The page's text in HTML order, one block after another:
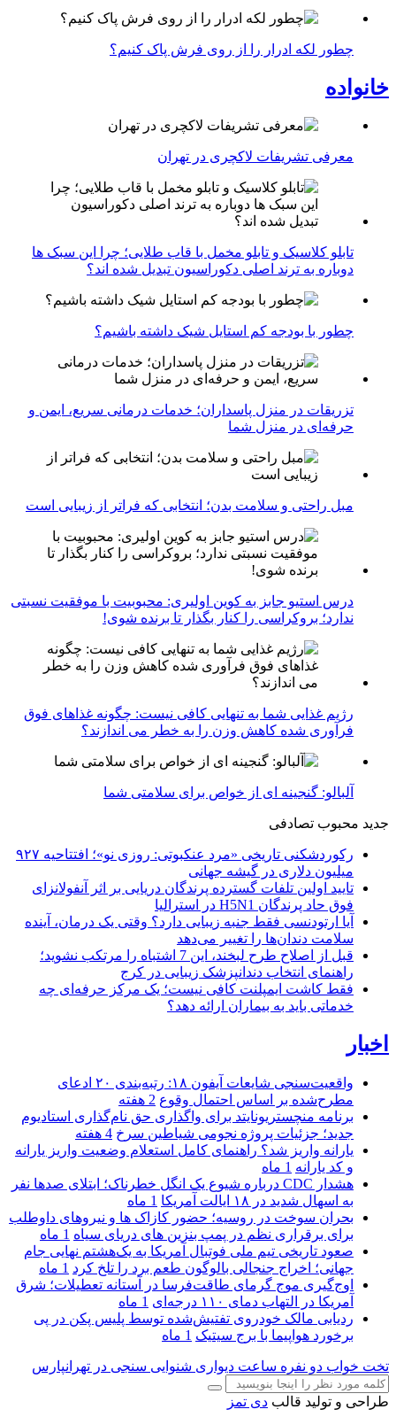
چطور لکه ادرار را از روی فرش پاک کنیم؟
خانواده
معرفی تشریفات لاکچری در تهران
تابلو کلاسیک و تابلو مخمل با قاب طلایی؛ چرا این سبک ها
دوباره به ترند اصلی دکوراسیون تبدیل شده اند؟
چطور با بودجه کم استایل شیک داشته باشیم؟
تزریقات در منزل پاسداران؛ خدمات درمانی سریع، ایمن و
حرفه‌ای در منزل شما
مبل راحتی و سلامت بدن؛ انتخابی که فراتر از زیبایی است
درس استیو جابز به کوین اولیری: محبوبیت با موفقیت نسبتی
ندارد؛ بروکراسی را کنار بگذار تا برنده شوی!
رژیم غذایی شما به تنهایی کافی نیست: چگونه غذاهای فوق
فرآوری شده کاهش وزن را به خطر می اندازند؟
آلبالو: گنجینه ای از خواص برای سلامتی شما
جدید محبوب تصادفی
رکوردشکنی تاریخی «مرد عنکبوتی: روزی نو»؛ افتتاحیه ۹۲۷
میلیون دلاری در گیشه جهانی
تایید اولین تلفات گسترده پرندگان دریایی بر اثر آنفولانزای
فوق حاد پرندگان H5N1 در استرالیا
آیا ارتودنسی فقط جنبه زیبایی دارد؟ وقتی یک درمان، آینده
سلامت دندان‌ها را تغییر می‌دهد
قبل از اصلاح طرح لبخند، این 7 اشتباه را مرتکب نشوید؛
راهنمای انتخاب دندانپزشک زیبایی در کرج
فقط کاشت ایمپلنت کافی نیست؛ یک مرکز حرفه‌ای چه
خدماتی باید به بیماران ارائه دهد؟
اخبار
واقعیت‌سنجی شایعات آیفون ۱۸: رتبه‌بندی ۲۰ ادعای
مطرح‌شده بر اساس احتمال وقوع 2 هفته
برنامه منچستریونایتد برای واگذاری حق نام‌گذاری استادیوم
جدید؛ جزئیات پروژه نجومی شیاطین سرخ 4 هفته
یارانه واریز شد؟ راهنمای کامل استعلام وضعیت واریز یارانه
و کد یارانه 1 ماه
هشدار CDC درباره شیوع یک انگل خطرناک؛ ابتلای صدها نفر
به اسهال شدید در ۱۸ ایالت آمریکا
1 ماه
بحران سوخت در روسیه؛ حضور کازاک‌ ها و نیروهای داوطلب
برای برقراری نظم در پمپ بنزین‌ های دریای سیاه 1 ماه
صعود تاریخی تیم ملی فوتبال آمریکا به یک‌هشتم نهایی جام
جهانی؛ اخراج جنجالی بالوگون طعم برد را تلخ کرد 1 ماه
اوج‌گیری موج گرمای طاقت‌فرسا در آستانه تعطیلات؛ شرق
آمریکا در التهاب دمای ۱۱۰ درجه‌ای
1 ماه
ردیابی مالک خودروی تفتیش‌شده توسط پلیس پکن در پی
برخورد هواپیما با برج سیتیک 1 ماه
تخت خواب دو نفره ساعت دیواری شنوایی سنجی در تهرانپارس
طراحی و تولید قالب دی تمز